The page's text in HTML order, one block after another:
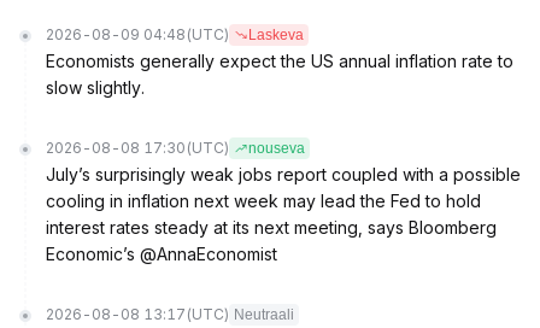
2026-08-09 04:48 (UTC) Laskeva
Economists generally expect the US annual inflation rate to
slow slightly.
2026-08-08 17:30 (UTC) nouseva
July’s surprisingly weak jobs report coupled with a possible
cooling in inflation next week may lead the Fed to hold
interest rates steady at its next meeting, says Bloomberg
Economic’s @AnnaEconomist
2026-08-08 13:17 (UTC) Neutraali